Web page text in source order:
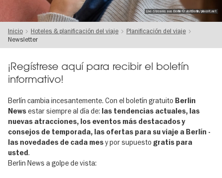
Live-Streams aus Berlin © visitBerlin/placeit.net
Inicio Hoteles & planificación del viaje
Planificación del viaje
Newsletter
¡Regístrese aquí para recibir el boletín
informativo!
Berlín cambia incesantemente. Con el boletín gratuito Berlin
News estar siempre al día de: las tendencias actuales, las
nuevas atracciones, los eventos más destacados y
consejos de temporada, las ofertas para su viaje a Berlín -
las novedades de cada mesy por supuesto gratis para
usted.
Berlin News a golpe de vista: